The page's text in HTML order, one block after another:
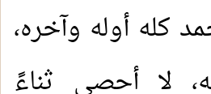
كله أوله وآخره،
لا أحصي ثناءً